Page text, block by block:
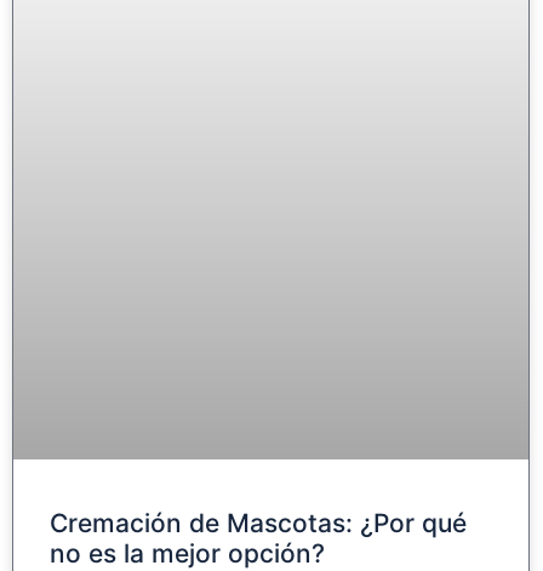
Cremación de Mascotas: ¿Por qué
no es la mejor opción?